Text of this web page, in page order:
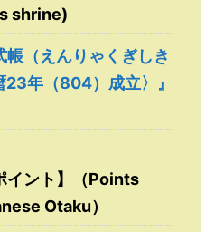
shrine)
帳（えんりゃくぎしき
23年（804）成立〉』
イント】（Points
Otaku）